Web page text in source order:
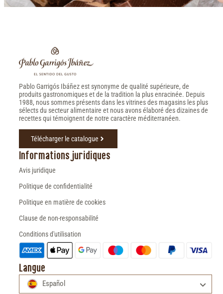
Pablo Garrigós Ibáñez est synonyme de qualité supérieure, de
produits gastronomiques et de la tradition la plus enracinée. Depuis
1988, nous sommes présents dans les vitrines des magasins les plus
sélects du secteur alimentaire et nous avons élaboré des dizaines de
recettes qui témoignent de notre caractère méditerranéen.
Télécharger le catalogue
Informations juridiques
Avis juridique
Politique de confidentialité
Politique en matière de cookies
Clause de non-responsabilité
Conditions d'utilisation
Langue
Español